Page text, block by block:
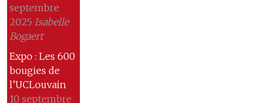
septembre
2025 Isabelle
Bogaert
Expo : Les 600
bougies de
l’UCLouvain
10 septembre